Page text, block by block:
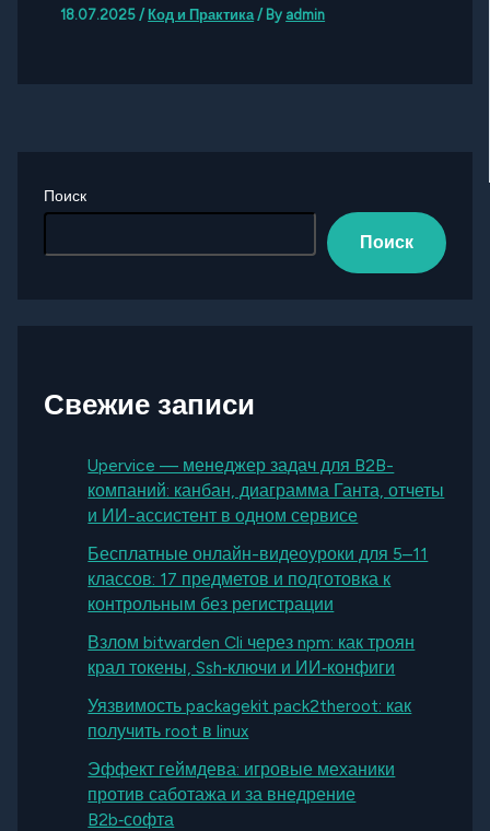
18.07.2025/ Код и Практика/ By admin
Поиск
Поиск
Свежие записи
Upervice — менеджер задач для B2B-
компаний: канбан, диаграмма Ганта, отчеты
и ИИ-ассистент в одном сервисе
Бесплатные онлайн-видеоуроки для 5–11
классов: 17 предметов и подготовка к
контрольным без регистрации
Взлом bitwarden Cli через npm: как троян
крал токены, Ssh‑ключи и ИИ‑конфиги
Уязвимость packagekit pack2theroot: как
получить root в linux
Эффект геймдева: игровые механики
против саботажа и за внедрение
B2b‑софта